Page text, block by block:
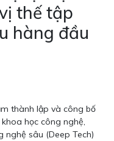
thế tập
hàng đầu
thành lập và công bố
học công nghệ,
nghệ sâu (Deep Tech)